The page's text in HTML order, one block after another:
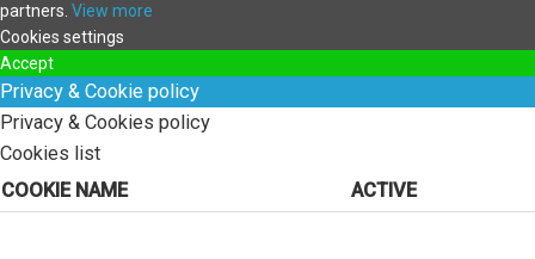
partners. View more
Cookies settings
Accept
Privacy & Cookie policy
Privacy & Cookies policy
Cookies list
COOKIE NAME
ACTIVE